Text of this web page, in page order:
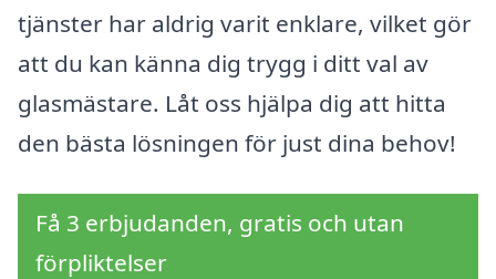
tjänster har aldrig varit enklare, vilket gör
att du kan känna dig trygg i ditt val av
glasmästare. Låt oss hjälpa dig att hitta
den bästa lösningen för just dina behov!
Få 3 erbjudanden, gratis och utan
förpliktelser